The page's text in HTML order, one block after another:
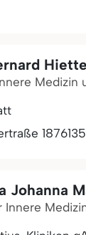
Medizin
1876135
Johanna
Innere